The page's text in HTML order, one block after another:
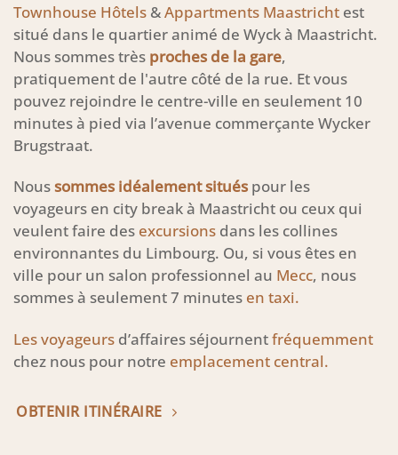
Townhouse Hôtels &Appartments Maastricht est
situé dans le quartier animé de Wyck à Maastricht.
Nous sommes très proches de la gare,
pratiquement de l'autre côté de la rue. Et vous
pouvez rejoindre le centre-ville en seulement 10
minutes à pied via l’avenue commerçante Wycker
Brugstraat.
Noussommes idéalement situés pour les
voyageurs en city break à Maastricht ou ceux qui
veulent faire des excursions dans les collines
environnantes du Limbourg. Ou, si vous êtes en
ville pour un salon professionnel au Mecc, nous
sommes à seulement 7 minutes en taxi.
Les voyageurs d’affaires séjournentfréquemment
chez nous pour notre emplacement central.
OBTENIR ITINÉRAIRE